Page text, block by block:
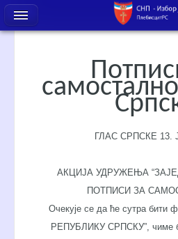
ГЛАС СРПСКЕ 13.
АКЦИЈА УДРУЖЕЊА
ПОТПИСИ ЗА
Очекује се да ће сутра бити
РЕПУБЛИКУ СРПСКУ”, чиме